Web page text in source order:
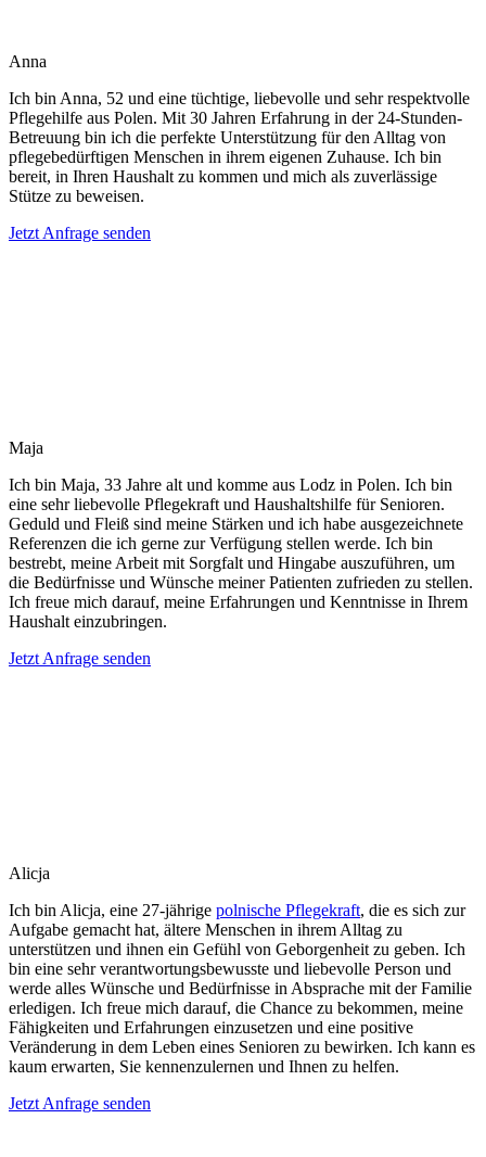
Anna
Ich bin Anna, 52 und eine tüchtige, liebevolle und sehr respektvolle
Pflegehilfe aus Polen. Mit 30 Jahren Erfahrung in der 24-Stunden-
Betreuung bin ich die perfekte Unterstützung für den Alltag von
pflegebedürftigen Menschen in ihrem eigenen Zuhause. Ich bin
bereit, in Ihren Haushalt zu kommen und mich als zuverlässige
Stütze zu beweisen.
Jetzt Anfrage senden
Maja
Ich bin Maja, 33 Jahre alt und komme aus Lodz in Polen. Ich bin
eine sehr liebevolle Pflegekraft und Haushaltshilfe für Senioren.
Geduld und Fleiß sind meine Stärken und ich habe ausgezeichnete
Referenzen die ich gerne zur Verfügung stellen werde. Ich bin
bestrebt, meine Arbeit mit Sorgfalt und Hingabe auszuführen, um
die Bedürfnisse und Wünsche meiner Patienten zufrieden zu stellen.
Ich freue mich darauf, meine Erfahrungen und Kenntnisse in Ihrem
Haushalt einzubringen.
Jetzt Anfrage senden
Alicja
Ich bin Alicja, eine 27-jährige polnische Pflegekraft, die es sich zur
Aufgabe gemacht hat, ältere Menschen in ihrem Alltag zu
unterstützen und ihnen ein Gefühl von Geborgenheit zu geben. Ich
bin eine sehr verantwortungsbewusste und liebevolle Person und
werde alles Wünsche und Bedürfnisse in Absprache mit der Familie
erledigen. Ich freue mich darauf, die Chance zu bekommen, meine
Fähigkeiten und Erfahrungen einzusetzen und eine positive
Veränderung in dem Leben eines Senioren zu bewirken. Ich kann es
kaum erwarten, Sie kennenzulernen und Ihnen zu helfen.
Jetzt Anfrage senden